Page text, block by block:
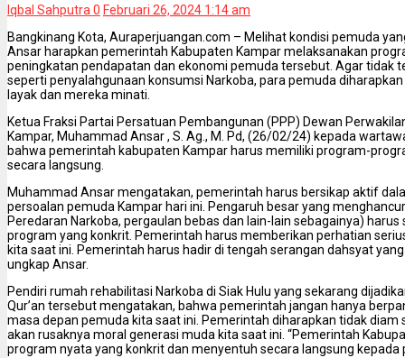
Iqbal Sahputra0 Februari 26, 2024 1:14 am
Bangkinang Kota, Auraperjuangan.com – Melihat kondisi pemuda
Ansar harapkan pemerintah Kabupaten Kampar melaksanakan
peningkatan pendapatan dan ekonomi pemuda tersebut. Agar tidak
seperti penyalahgunaan konsumsi Narkoba, para pemuda
layak dan mereka minati.
Ketua Fraksi Partai Persatuan Pembangunan (PPP) Dewan
Kampar, Muhammad Ansar , S. Ag., M. Pd, (26/02/24) kepada
bahwa pemerintah kabupaten Kampar harus memiliki program-
secara langsung.
Muhammad Ansar mengatakan, pemerintah harus bersikap aktif
persoalan pemuda Kampar hari ini. Pengaruh besar yang
Peredaran Narkoba, pergaulan bebas dan lain-lain sebagainya)
program yang konkrit. Pemerintah harus memberikan perhatian
kita saat ini. Pemerintah harus hadir di tengah serangan dahsyat
ungkap Ansar.
Pendiri rumah rehabilitasi Narkoba di Siak Hulu yang sekarang
Qur’an tersebut mengatakan, bahwa pemerintah jangan hanya
masa depan pemuda kita saat ini. Pemerintah diharapkan tidak
akan rusaknya moral generasi muda kita saat ini. “Pemerintah
program nyata yang konkrit dan menyentuh secara langsung kepada